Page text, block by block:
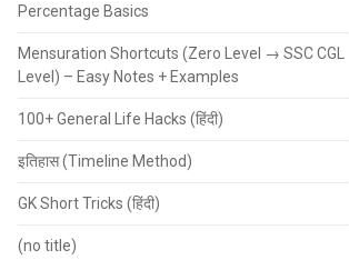
Percentage Basics
Mensuration Shortcuts (Zero Level → SSC CGL
Level) – Easy Notes + Examples
100+ General Life Hacks (हिंदी)
इतिहास (Timeline Method)
GK Short Tricks (हिंदी)
(no title)